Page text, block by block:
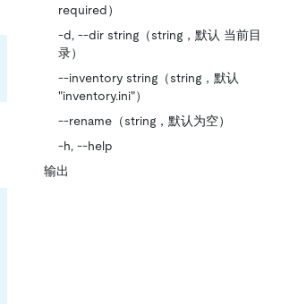
required）
-d, --dir string（string，默认 当前目
录）
--inventory string（string，默认
"inventory.ini"）
--rename（string，默认为空）
-h, --help
输出